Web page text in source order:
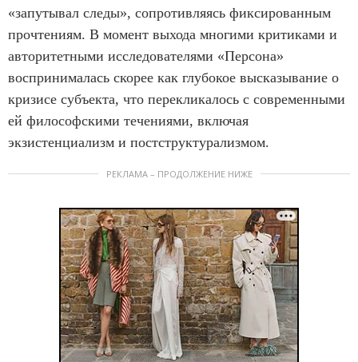
«запутывал следы», сопротивляясь фиксированным
прочтениям. В момент выхода многими критиками и
авторитетными исследователями «Персона»
воспринималась скорее как глубокое высказывание о
кризисе субъекта, что перекликалось с современными
ей философскими течениями, включая
экзистенциализм и постструктурализмом.
РЕКЛАМА – ПРОДОЛЖЕНИЕ НИЖЕ